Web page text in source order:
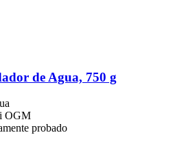
de Agua, 750 g
OGM
probado